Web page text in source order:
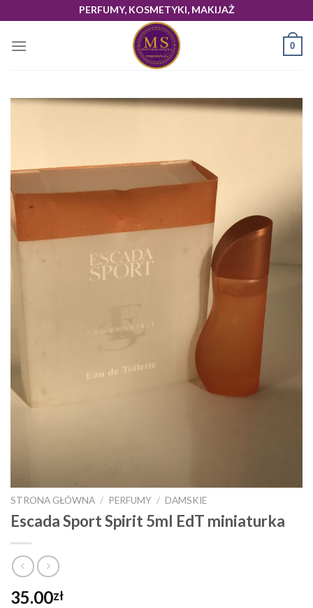
to
content
PERFUMY, KOSMETYKI, MAKIJAŻ
0
STRONA GŁÓWNA / PERFUMY / DAMSKIE
Escada Sport Spirit 5ml EdT miniaturka
35.00zł